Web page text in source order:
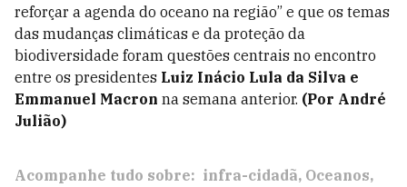
reforçar a agenda do oceano na região” e que os temas
das mudanças climáticas e da proteção da
biodiversidade foram questões centrais no encontro
entre os presidentes Luiz Inácio Lula da Silva e
Emmanuel Macron na semana anterior. (Por André
Julião)
Acompanhe tudo sobre: infra-cidadã Oceanos